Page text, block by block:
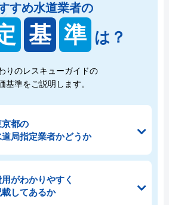
すめ水道業者の
基 準 は？
りのレスキューガイドの
基準をご説明します。
京都の
道局指定業者かどうか
がわかりやすく
載してあるか